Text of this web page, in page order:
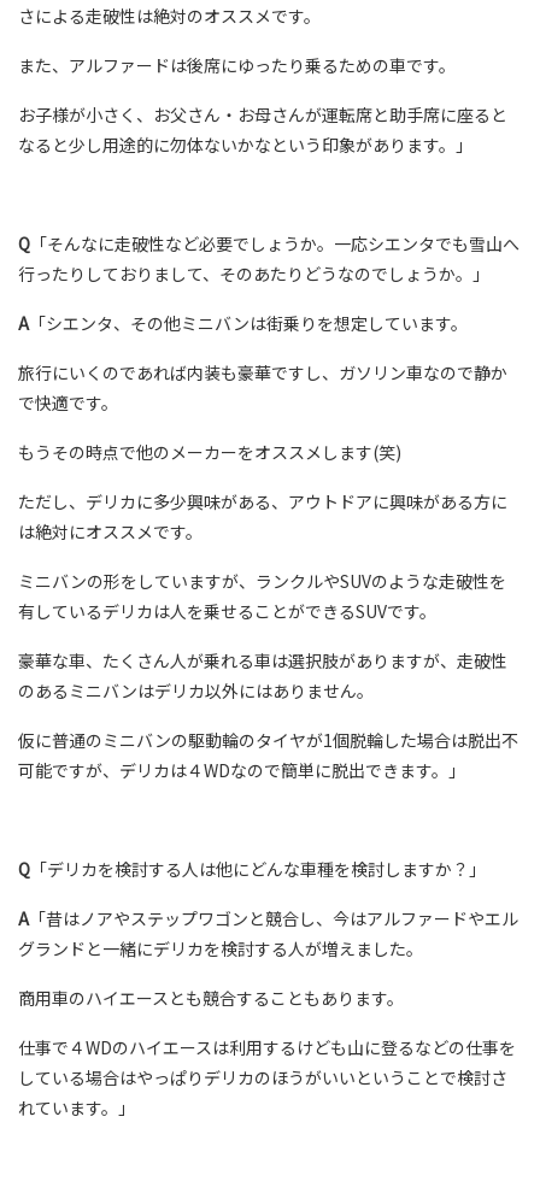
さによる走破性は絶対のオススメです。
また、アルファードは後席にゆったり乗るための車です。
お子様が小さく、お父さん・お母さんが運転席と助手席に座ると
なると少し用途的に勿体ないかなという印象があります。」
Q 「そんなに走破性など必要でしょうか。一応シエンタでも雪山へ
行ったりしておりまして、そのあたりどうなのでしょうか。」
A「シエンタ、その他ミニバンは街乗りを想定しています。
旅行にいくのであれば内装も豪華ですし、ガソリン車なので静か
で快適です。
もうその時点で他のメーカーをオススメします(笑)
ただし、デリカに多少興味がある、アウトドアに興味がある方に
は絶対にオススメです。
ミニバンの形をしていますが、ランクルやSUVのような走破性を
有しているデリカは人を乗せることができるSUVです。
豪華な車、たくさん人が乗れる車は選択肢がありますが、走破性
のあるミニバンはデリカ以外にはありません。
仮に普通のミニバンの駆動輪のタイヤが1個脱輪した場合は脱出不
可能ですが、デリカは４WDなので簡単に脱出できます。」
Q 「デリカを検討する人は他にどんな車種を検討しますか？」
A「昔はノアやステップワゴンと競合し、今はアルファードやエル
グランドと一緒にデリカを検討する人が増えました。
商用車のハイエースとも競合することもあります。
仕事で４WDのハイエースは利用するけども山に登るなどの仕事を
している場合はやっぱりデリカのほうがいいということで検討さ
れています。」